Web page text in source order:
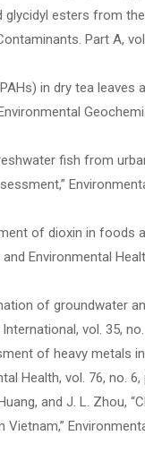
glycidyl esters from
Part A,
in dry tea leaves
fish from
of dioxin in
Environmental
of groundwater
vol. 35,
of heavy metals
Health, vol. 76, no. 6,
and J. L. Zhou,